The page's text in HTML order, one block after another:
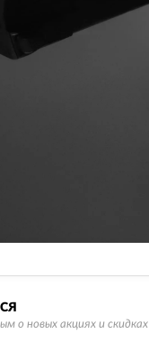
о новых акциях и скидках